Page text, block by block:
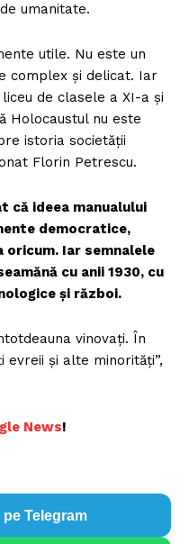
umanitate.
utile. Nu este un
complex și delicat. Iar
de clasele a XI-a și
Holocaustul nu este
istoria societății
Florin Petrescu.
că ideea manualului
democratice,
Iar semnalele
cu anii 1930, cu
și război.
vinovați. În
evreii și alte minorități”,
News!
Telegram